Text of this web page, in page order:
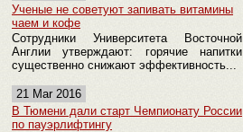
Ученые не советуют запивать витамины
чаем и кофе
Сотрудники Университета Восточной
Англии утверждают: горячие напитки
существенно снижают эффективность...
21 Mar 2016
В Тюмени дали старт Чемпионату России
по пауэрлифтингу